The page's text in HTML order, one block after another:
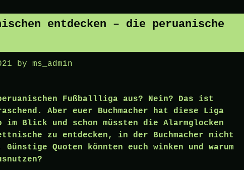
entdecken – die peruanische
by ms_admin
Fußballliga aus? Nein? Das ist
Aber euer Buchmacher hat diese Liga
Blick und schon müssten die Alarmglocken
zu entdecken, in der Buchmacher nicht
Quoten könnten euch winken und warum